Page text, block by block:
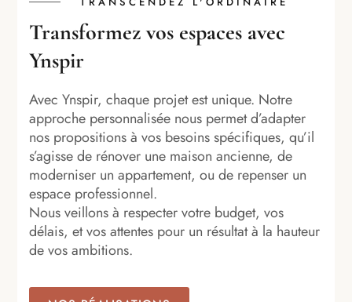
Transformez vos espaces avec
Ynspir
Avec Ynspir, chaque projet est unique. Notre
approche personnalisée nous permet d’adapter
nos propositions à vos besoins spécifiques, qu’il
s’agisse de rénover une maison ancienne, de
moderniser un appartement, ou de repenser un
espace professionnel.
Nous veillons à respecter votre budget, vos
délais, et vos attentes pour un résultat à la hauteur
de vos ambitions.